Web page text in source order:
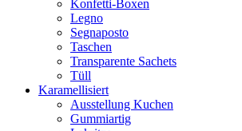
Konfetti-Boxen
Legno
Segnaposto
Taschen
Transparente Sachets
Tüll
Karamellisiert
Ausstellung Kuchen
Gummiartig